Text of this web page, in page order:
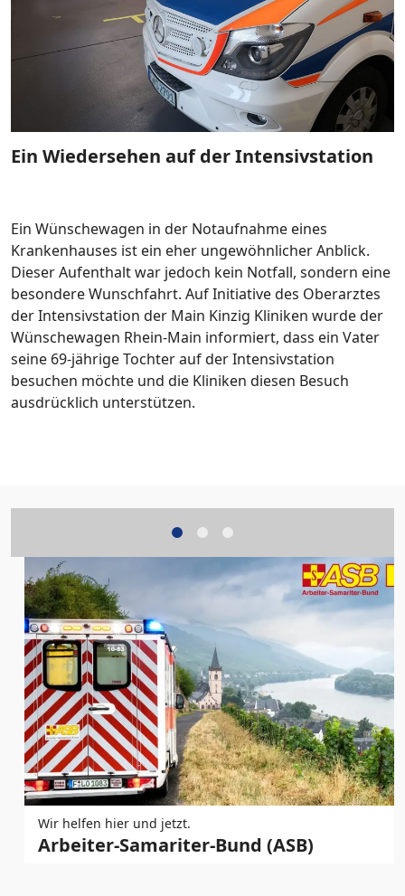
Ein Wiedersehen auf der Intensivstation
Ein Wünschewagen in der Notaufnahme eines
Krankenhauses ist ein eher ungewöhnlicher Anblick.
Dieser Aufenthalt war jedoch kein Notfall, sondern eine
besondere Wunschfahrt. Auf Initiative des Oberarztes
der Intensivstation der Main Kinzig Kliniken wurde der
Wünschewagen Rhein-Main informiert, dass ein Vater
seine 69-jährige Tochter auf der Intensivstation
besuchen möchte und die Kliniken diesen Besuch
ausdrücklich unterstützen.
Wir helfen hier und jetzt.
Arbeiter-Samariter-Bund (ASB)